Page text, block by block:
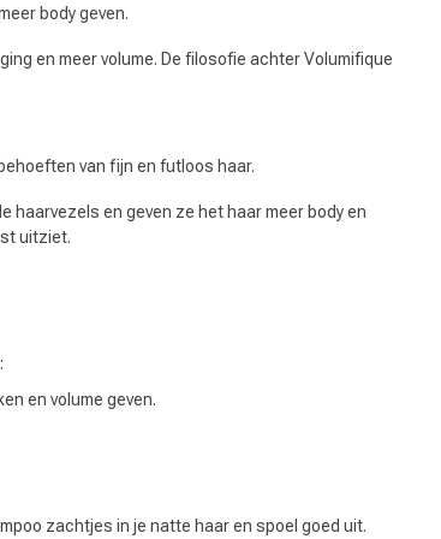
body geven.
en meer volume. De filosofie achter Volumifique
van fijn en futloos haar.
en geven ze het haar meer body en
uitziet.
en volume geven.
zachtjes in je natte haar en spoel goed uit.